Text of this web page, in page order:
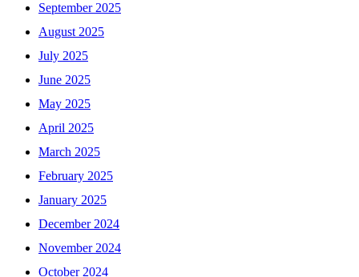
September 2025
August 2025
July 2025
June 2025
May 2025
April 2025
March 2025
February 2025
January 2025
December 2024
November 2024
October 2024